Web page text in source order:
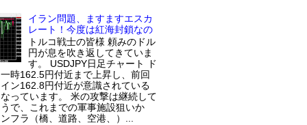
イラン問題、ますますエスカ
レート！今度は紅海封鎖なの
トルコ戦士の皆様 頼みのドル
円が息を吹き返してきていま
す。 USDJPY日足チャート ド
時162.5円付近まで上昇し、前回
ン162.8円付近が意識されている
っています。 米の攻撃は継続して
で、これまでの軍事施設狙いか
フラ（橋、道路、空港、）...